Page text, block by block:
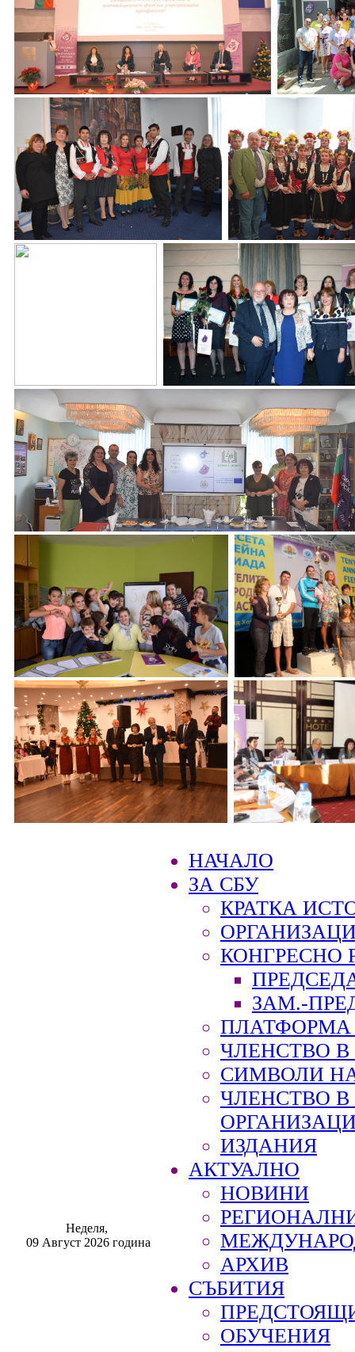
Неделя,
09 Август 2026 година
НАЧАЛО
ЗА СБУ
КРАТКА
КОНГРЕСНО
ЗАМ.-
ПЛАТФОРМА
ЧЛЕНСТВО В
СИМВОЛИ
ЧЛЕНСТВО
ИЗДАНИЯ
АКТУАЛНО
НОВИНИ
АРХИВ
СЪБИТИЯ
ОБУЧЕНИЯ